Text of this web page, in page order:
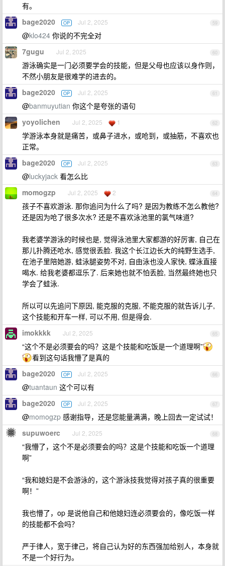
有。
59
bage2020 OP Jul 2, 2025
@klo424 你说的不完全对
60
7gugu Jul 2, 2025
游泳确实是一门必须要学会的技能，但是父母也应该以身作则，
不然小朋友是很难学的进去的。
61
bage2020 OP Jul 2, 2025
@banmuyutian 你这个是夸张的语句
62
yoyolichen Jul 2, 2025 1
学游泳本身就是痛苦，或鼻子进水，或呛到，或抽筋，不喜欢也
正常。
63
bage2020 OP Jul 2, 2025
@luckyjack 看怎么比
64
momogzp Jul 2, 2025 2
孩子不喜欢游泳. 那你追问为什么了吗? 是因为教练不怎么教他?
还是因为呛了很多次水? 还是不喜欢泳池里的氯气味道?
我老婆学游泳的时候也是, 觉得泳池里大家都游的好厉害, 自己在
那儿扑腾还呛水, 感觉很丢脸. 我这个长江边长大的纯野生选手,
在池子里陪她游, 蛙泳腿姿势不对, 自由泳也没人家快, 蝶泳直接
喝水. 给我老婆都逗乐了. 后来她也就不怕丢脸, 当然最终她也只
学会了蛙泳.
所以可以先追问下原因, 能克服的克服, 不能克服的就告诉儿子,
这个技能和开车一样, 可以不用, 但是得会.
65
imokkkk Jul 2, 2025
“这个不是必须要会的吗？这是个技能和吃饭是一个道理啊”
看到这句话我懵了是真的
66
bage2020 OP Jul 2, 2025
@tuantaun 这个可以有
67
bage2020 OP Jul 2, 2025
@momogzp 感谢指导，还是您能量满满，晚上回去一定试试！
68
supuwoerc Jul 2, 2025
“我懵了，这个不是必须要会的吗？这是个技能和吃饭一个道理
啊”
“我和媳妇是不会游泳的，这个游泳技我觉得对孩子真的很重要
啊！”
我也懵了，op 是说他自己和他媳妇连必须要会的，像吃饭一样
的技能都不会吗？
严于律人，宽于律己，将自己认为好的东西强加给别人，本身就
不是一个好行为。